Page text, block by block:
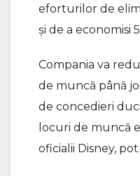
eforturilor de
şi de a economisi
Compania va
de muncă până
de concedieri
locuri de muncă
oficialii Disney,